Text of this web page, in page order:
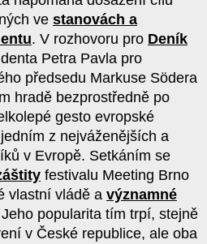
ve stanovách a
. V rozhovoru pro Deník
Petra Pavla pro
předsedu Markuse Södera
hradě bezprostředně po
gesto evropské
z nejváženějších a
v Evropě. Setkáním se
festivalu Meeting Brno
vlastní vládě a významné
popularita tím trpí, stejně
v České republice, ale oba